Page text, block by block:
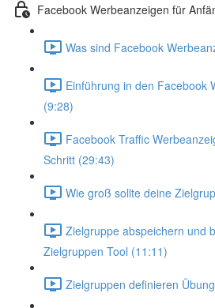
Facebook Werbeanzeigen für
Was sind Facebook
Einführung in den Facebook
(9:28)
Facebook Traffic
Schritt (29:43)
Wie groß sollte deine
Zielgruppe abspeichern und
Zielgruppen Tool (11:11)
Zielgruppen definieren